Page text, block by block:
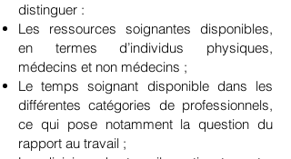
distinguer :
Les ressources soignantes disponibles,
en termes d’individus physiques,
médecins et non médecins ;
Le temps soignant disponible dans les
différentes catégories de professionnels,
ce qui pose notamment la question du
rapport au travail ;